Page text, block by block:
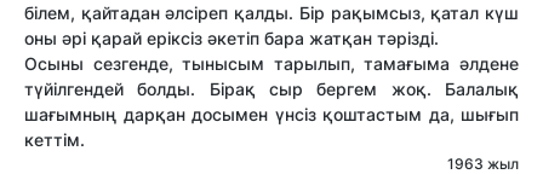
білем, қайтадан әлсіреп қалды. Бір рақымсыз, қатал күш
оны әрі қарай еріксіз әкетіп бара жатқан тәрізді.
Осыны сезгенде, тынысым тарылып, тамағыма әлдене
түйілгендей болды. Бірақ сыр бергем жоқ. Балалық
шағымның дарқан досымен үнсіз қоштастым да, шығып
кеттім.
1963 жыл